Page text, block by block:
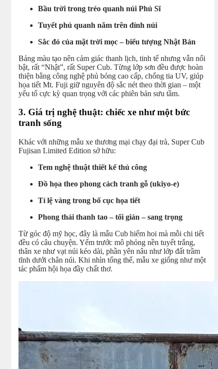
Bầu trời trong trẻo quanh núi Phú Sĩ
Tuyết phủ quanh năm trên đỉnh núi
Sắc đỏ của mặt trời mọc – biểu tượng Nhật Bản
Bảng màu tạo nên cảm giác thanh lịch, tinh tế nhưng vẫn nổi
bật, rất “Nhật”, rất Super Cub. Từng lớp sơn đều được hoàn
thiện bằng công nghệ phủ bóng cao cấp, chống tia UV, giúp
họa tiết Mt. Fuji giữ nguyên độ sắc nét theo thời gian – một
yếu tố cực kỳ quan trọng với các phiên bản sưu tầm.
3. Giá trị nghệ thuật: chiếc xe như một bức
tranh sống
Khác với những mẫu xe thương mại chạy đại trà, Super Cub
Fujisan Limited Edition sở hữu:
Tem nghệ thuật thiết kế thủ công
Đồ họa theo phong cách tranh gỗ (ukiyo-e)
Tỉ lệ vàng trong bố cục họa tiết
Phong thái thanh tao – tối giản – sang trọng
Từ góc độ mỹ học, đây là mẫu Cub hiếm hoi mà mỗi chi tiết
đều có câu chuyện. Yếm trước mô phỏng nền tuyết trắng,
thân xe như vạt núi kéo dài, phần yên nâu như lớp đất trầm
tĩnh dưới chân núi. Khi nhìn tổng thể, mẫu xe giống như một
tác phẩm hội họa đầy chất thơ.